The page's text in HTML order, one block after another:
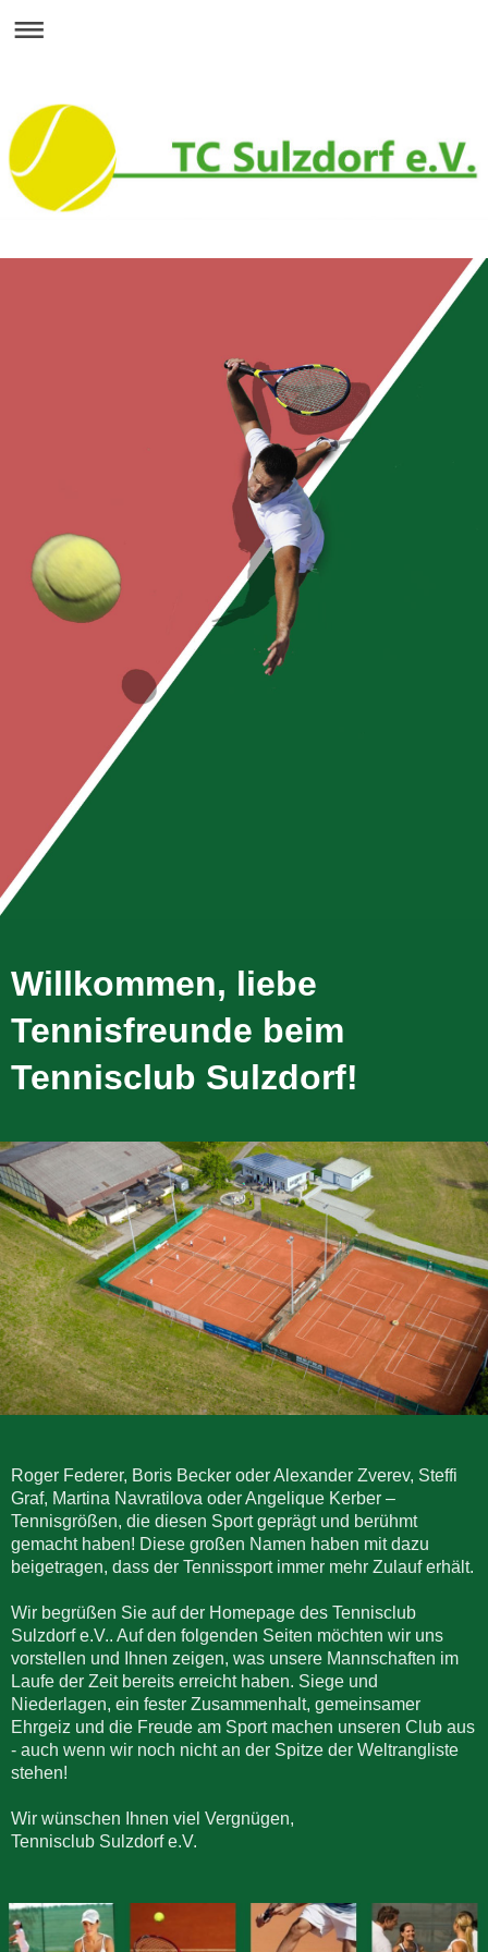
Willkommen, liebe
Tennisfreunde beim
Tennisclub Sulzdorf!
Roger Federer, Boris Becker oder Alexander Zverev, Steffi
Graf, Martina Navratilova oder Angelique Kerber –
Tennisgrößen, die diesen Sport geprägt und berühmt
gemacht haben! Diese großen Namen haben mit dazu
beigetragen, dass der Tennissport immer mehr Zulauf erhält.
Wir begrüßen Sie auf der Homepage des Tennisclub
Sulzdorf e.V.. Auf den folgenden Seiten möchten wir uns
vorstellen und Ihnen zeigen, was unsere Mannschaften im
Laufe der Zeit bereits erreicht haben. Siege und
Niederlagen, ein fester Zusammenhalt, gemeinsamer
Ehrgeiz und die Freude am Sport machen unseren Club aus
- auch wenn wir noch nicht an der Spitze der Weltrangliste
stehen!
Wir wünschen Ihnen viel Vergnügen,
Tennisclub Sulzdorf e.V.